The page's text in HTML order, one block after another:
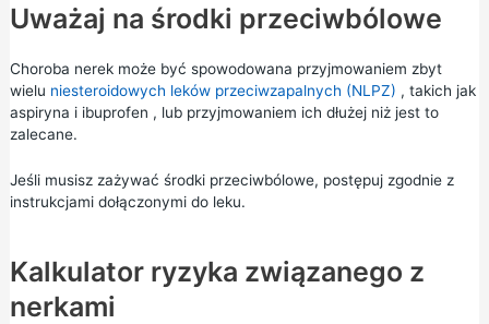
Uważaj na środki przeciwbólowe
Choroba nerek może być spowodowana przyjmowaniem zbyt
wielu niesteroidowych leków przeciwzapalnych (NLPZ) , takich jak
aspiryna i ibuprofen , lub przyjmowaniem ich dłużej niż jest to
zalecane.
Jeśli musisz zażywać środki przeciwbólowe, postępuj zgodnie z
instrukcjami dołączonymi do leku.
Kalkulator ryzyka związanego z
nerkami